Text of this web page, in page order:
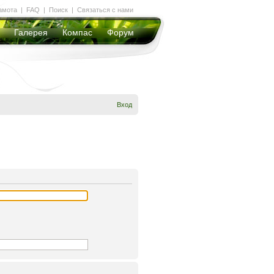
Галерея Компас Форум
| FAQ | Поиск | Связаться с нами
Вход